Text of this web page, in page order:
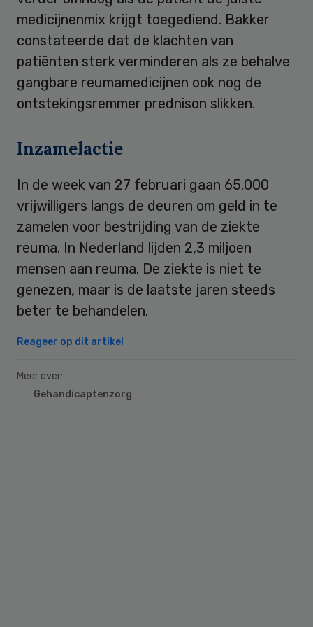
medicijnenmix krijgt toegediend. Bakker
constateerde dat de klachten van
patiënten sterk verminderen als ze behalve
gangbare reumamedicijnen ook nog de
ontstekingsremmer prednison slikken.
Inzamelactie
In de week van 27 februari gaan 65.000
vrijwilligers langs de deuren om geld in te
zamelen voor bestrijding van de ziekte
reuma. In Nederland lijden 2,3 miljoen
mensen aan reuma. De ziekte is niet te
genezen, maar is de laatste jaren steeds
beter te behandelen.
Reageer op dit artikel
Meer over:
Gehandicaptenzorg